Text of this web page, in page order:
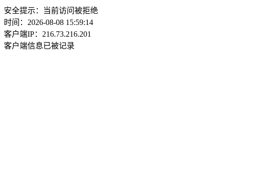
安全提示：当前访问被拒绝
时间：2026-08-08 15:59:14
客户端IP：216.73.216.201
客户端信息已被记录